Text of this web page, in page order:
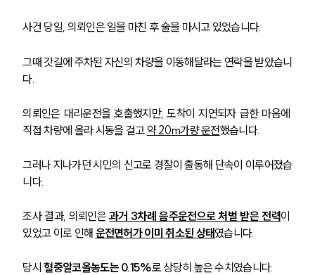
사건 당일, 의뢰인은 일을 마친 후 술을 마시고 있었습니다.
그때 갓길에 주차된 자신의 차량을 이동해달라는 연락을 받았습니
다.
의뢰인은 대리운전을 호출했지만, 도착이 지연되자 급한 마음에
직접 차량에 올라 시동을 걸고 약 20m가량 운전했습니다.
그러나 지나가던 시민의 신고로 경찰이 출동해 단속이 이루어졌습
니다.
조사 결과, 의뢰인은 과거 3차례 음주운전으로 처벌 받은 전력이
있었고 이로 인해 운전면허가 이미 취소된 상태였습니다.
당시 혈중알코올농도는 0.15%로 상당히 높은 수치였습니다.